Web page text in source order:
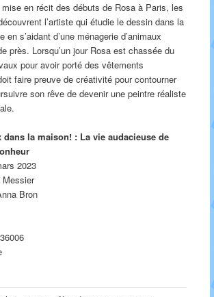
en récit des débuts de Rosa à Paris, les
l’artiste qui étudie le dessin dans la
en s’aidant d’une ménagerie d’animaux
près. Lorsqu’un jour Rosa est chassée du
pour avoir porté des vêtements
faire preuve de créativité pour contourner
son rêve de devenir une peintre réaliste
dans la maison! : La vie audacieuse de
2023
Messier
Bron